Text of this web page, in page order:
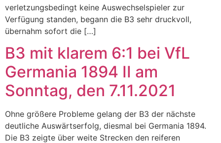
verletzungsbedingt keine Auswechselspieler zur
Verfügung standen, begann die B3 sehr druckvoll,
übernahm sofort die […]
B3 mit klarem 6:1 bei VfL
Germania 1894 II am
Sonntag, den 7.11.2021
Ohne größere Probleme gelang der B3 der nächste
deutliche Auswärtserfolg, diesmal bei Germania 1894.
Die B3 zeigte über weite Strecken den reiferen